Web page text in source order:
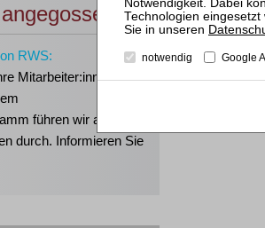
RWS:
Mitarbeiter:innen!Alle
führen wir auch direkt
durch. Informieren Sie
notwendig Google